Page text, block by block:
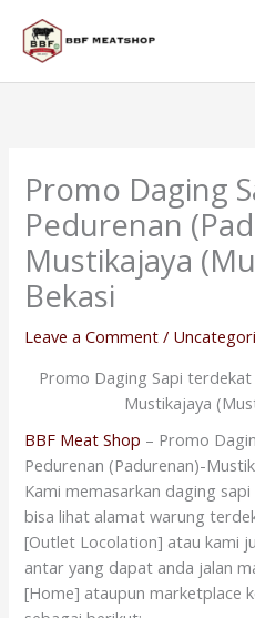
content
Promo Daging
Pedurenan
Mustikajaya
Bekasi
Leave a Comment /
Promo Daging Sapi
Mustikajaya
BBF Meat Shop – Promo
Pedurenan (Padurenan)-
Kami memasarkan daging
bisa lihat alamat warung
[Outlet Locolation] atau kami
antar yang dapat anda jalan
[Home] ataupun marketplace